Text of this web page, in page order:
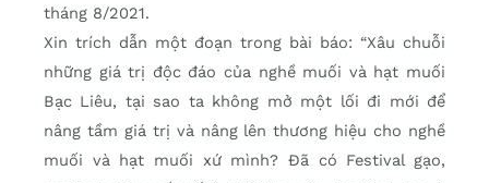
tháng 8/2021.
Xin trích dẫn một đoạn trong bài báo: “Xâu chuỗi
những giá trị độc đáo của nghề muối và hạt muối
Bạc Liêu, tại sao ta không mở một lối đi mới để
nâng tầm giá trị và nâng lên thương hiệu cho nghề
muối và hạt muối xứ mình? Đã có Festival gạo,